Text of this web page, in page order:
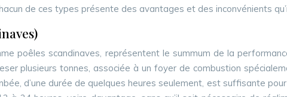
de ces types présente des avantages et des inconvénients
poêles scandinaves, représentent le summum de la
plusieurs tonnes, associée à un foyer de combustion
d’une durée de quelques heures seulement, est suffisante